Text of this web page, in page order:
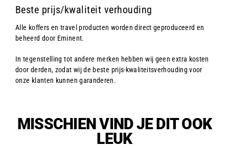
Beste prijs/kwaliteit verhouding
Alle koffers en travel producten worden direct geproduceerd en
beheerd door Eminent.
In tegenstelling tot andere merken hebben wij geen extra kosten
door derden, zodat wij de beste prijs-kwaliteitsverhouding voor
onze klanten kunnen garanderen.
MISSCHIEN VIND JE DIT OOK
LEUK